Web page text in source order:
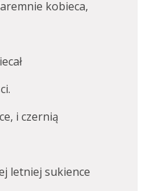
kobieca,
i czernią
letniej sukience